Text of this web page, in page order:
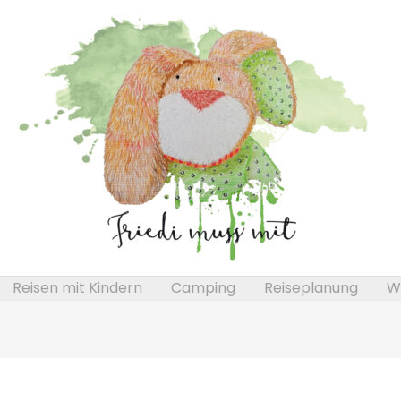
Reisen mit Kindern Camping Reiseplanung